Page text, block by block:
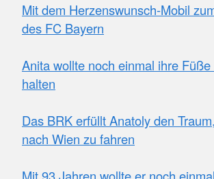
Mit dem Herzenswunsch-Mobil
des FC Bayern
Anita wollte noch einmal ihre
halten
Das BRK erfüllt Anatoly den
nach Wien zu fahren